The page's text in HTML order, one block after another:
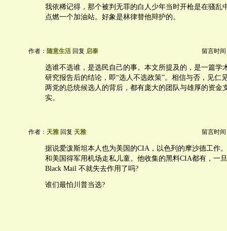
我依稀记得，那个被判无罪的白人少年当时开枪是在骚乱
点燃一个加油站。好象是林律替他辩护的。
作者： 随意生活 回复 启泰 留言时间
选谁不选谁，是选民自己的事。本文所提及的，是一篇学
研究报告后的结论，即“选人不选政策”。相信与否，见仁
两党的总统候选人的背后，都有庞大的团队与雄厚的资金
实。
作者： 天雅 回复 天雅 留言时间
据说爱泼斯坦本人也为美国的CIA，以色列的摩沙德工作
和美国得军用机场走私儿童。他收集的黑料CIA都有，一
Black Mail 不就失去作用了吗?
谁们最怕川普当选?